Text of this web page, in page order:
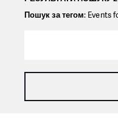
Пошук за тегом: Events